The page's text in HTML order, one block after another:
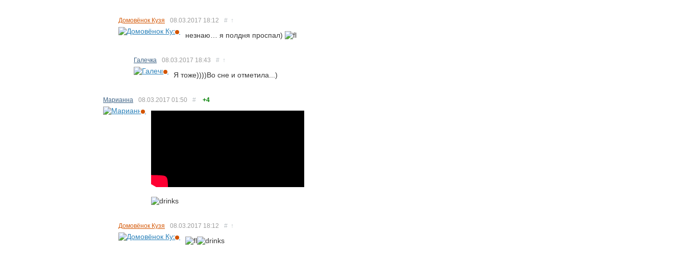
Домовёнок Кузя 08.03.2017 18:12 # ↑
незнаю… я полдня проспал)
Галечка 08.03.2017 18:43 # ↑
Я тоже))))Во сне и отметила...)
Марианна 08.03.2017 01:50 # +4
Домовёнок Кузя 08.03.2017 18:12 # ↑